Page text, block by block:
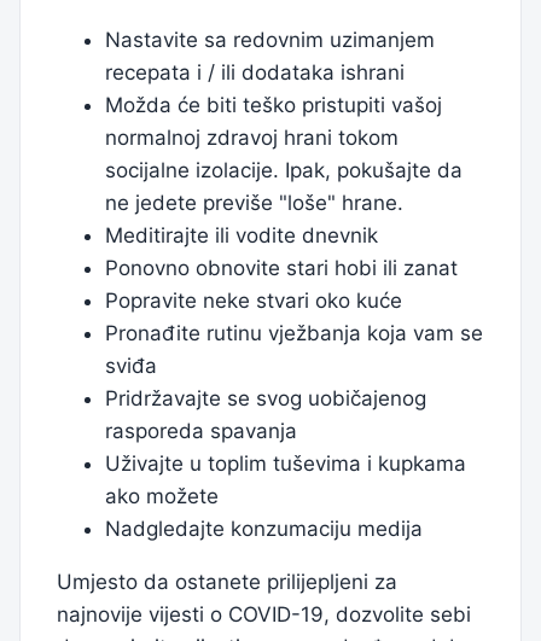
Nastavite sa redovnim uzimanjem
recepata i / ili dodataka ishrani
Možda će biti teško pristupiti vašoj
normalnoj zdravoj hrani tokom
socijalne izolacije. Ipak, pokušajte da
ne jedete previše "loše" hrane.
Meditirajte ili vodite dnevnik
Ponovno obnovite stari hobi ili zanat
Popravite neke stvari oko kuće
Pronađite rutinu vježbanja koja vam se
sviđa
Pridržavajte se svog uobičajenog
rasporeda spavanja
Uživajte u toplim tuševima i kupkama
ako možete
Nadgledajte konzumaciju medija
Umjesto da ostanete prilijepljeni za
najnovije vijesti o COVID-19, dozvolite sebi